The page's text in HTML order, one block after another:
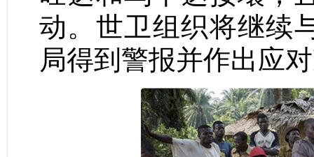
动。世卫组织将继续
局得到警报并作出应